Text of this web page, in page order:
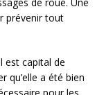
prévenir tout
est capital de
qu’elle a été bien